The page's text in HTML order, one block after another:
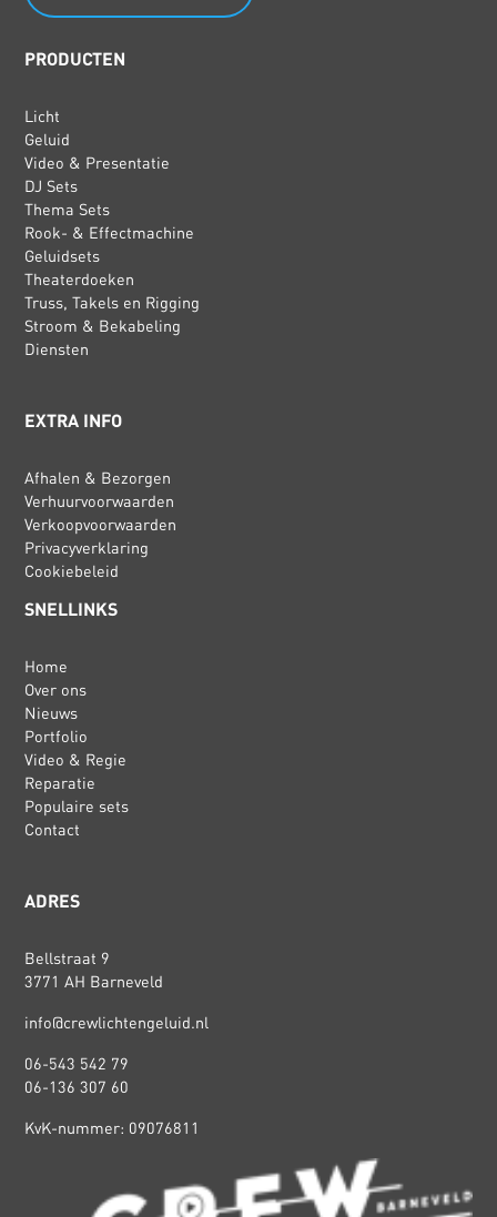
PRODUCTEN
Licht
Geluid
Video & Presentatie
DJ Sets
Thema Sets
Rook- & Effectmachine
Geluidsets
Theaterdoeken
Truss, Takels en Rigging
Stroom & Bekabeling
Diensten
EXTRA INFO
Afhalen & Bezorgen
Verhuurvoorwaarden
Verkoopvoorwaarden
Privacyverklaring
Cookiebeleid
SNELLINKS
Home
Over ons
Nieuws
Portfolio
Video & Regie
Reparatie
Populaire sets
Contact
ADRES
Bellstraat 9
3771 AH Barneveld
info@crewlichtengeluid.nl
06-543 542 79
06-136 307 60
KvK-nummer: 09076811